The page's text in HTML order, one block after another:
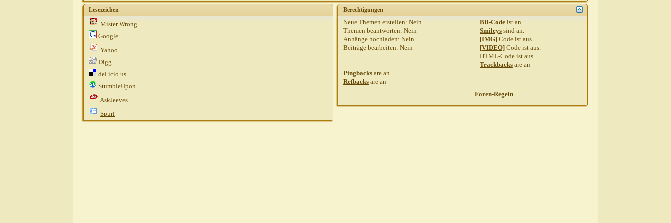
shirotora AW: RR hat es mir angetant...20.10.2010,13:18
GastAW: RR hat es mir angetant...19.10.2010,20:48
AW: RR hat es mir angetant...19.10.2010,20:59
AW: RR hat es mir angetant...19.10.2010,21:13
AW: RR hat es mir angetant...19.10.2010,21:45
AW: RR hat es mir angetant...
AW: RR hat es mir angetant...
08:42
FauliAW: RR hat es mir angetant...20.10.2010,09:28
Gast
Lesezeichen
Mister Wrong
Google
Yahoo
Digg
del.icio.us
StumbleUpon
AskJeeves
Spurl
Berechtigungen
Neue Themen erstellen:Nein
Themen beantworten:Nein
Anhänge hochladen:Nein
Beiträge bearbeiten:Nein
BB-Code istan.
Smileys sindan.
[IMG] Code istaus.
[VIDEO] Code istaus.
HTML-Code istaus.
Trackbacks arean
Pingbacks arean
Refbacks arean
Foren-Regeln